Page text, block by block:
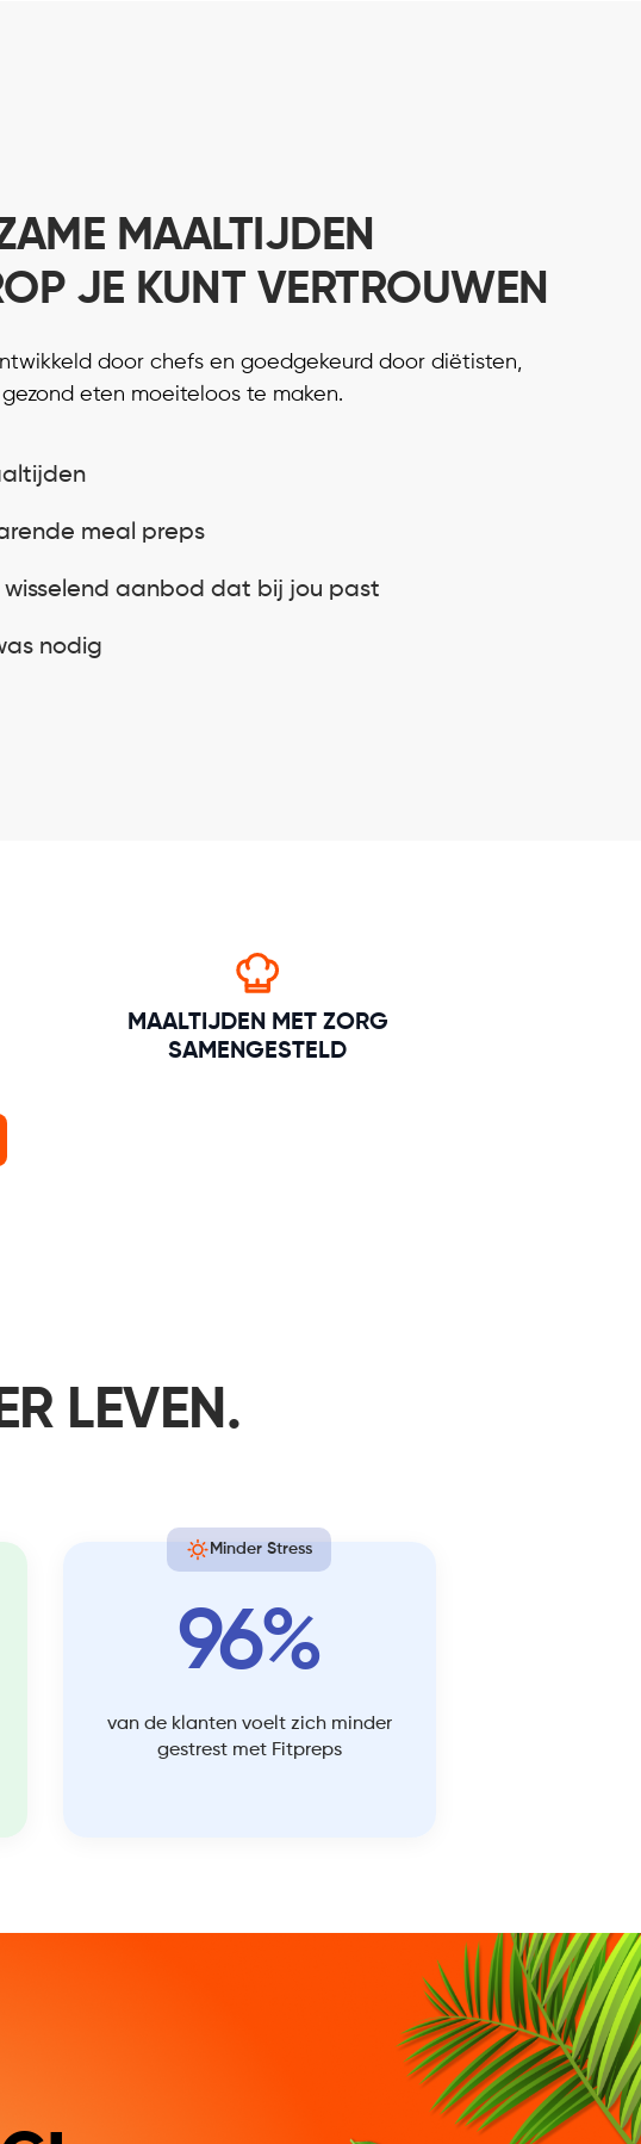
MAALTIJDEN
JE KUNT VERTROUWEN
door chefs en goedgekeurd door diëtisten,
eten moeiteloos te maken.
meal preps
wisselend aanbod dat bij jou past
nodig
MAALTIJDEN MET ZORG
SAMENGESTELD
LEVEN.
Minder Stress
96%
van de klanten voelt zich minder
gestrest met Fitpreps